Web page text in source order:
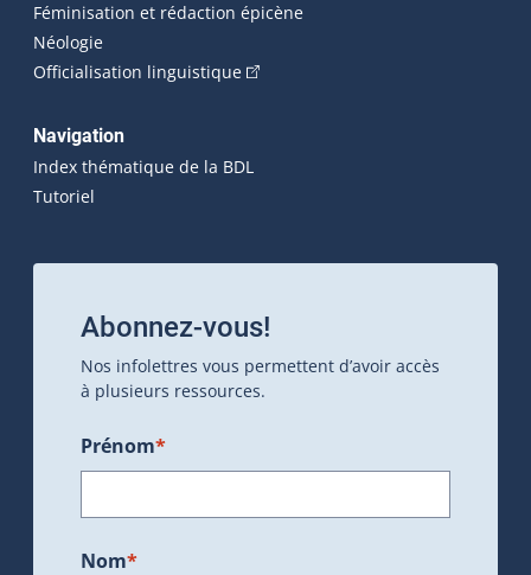
Féminisation et rédaction épicène
Néologie
Officialisation linguistique(Cet hyperlien externe s'ouvrira
Navigation
Index thématique de la BDL
Tutoriel
Abonnez-vous!
Nos infolettres vous permettent d’avoir accès
à plusieurs ressources.
Prénom*
Nom*